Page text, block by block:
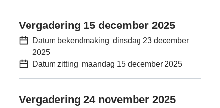
Vergadering 15 december 2025
Datum bekendmaking dinsdag 23 december
2025
Datum zitting maandag 15 december 2025
Vergadering 24 november 2025